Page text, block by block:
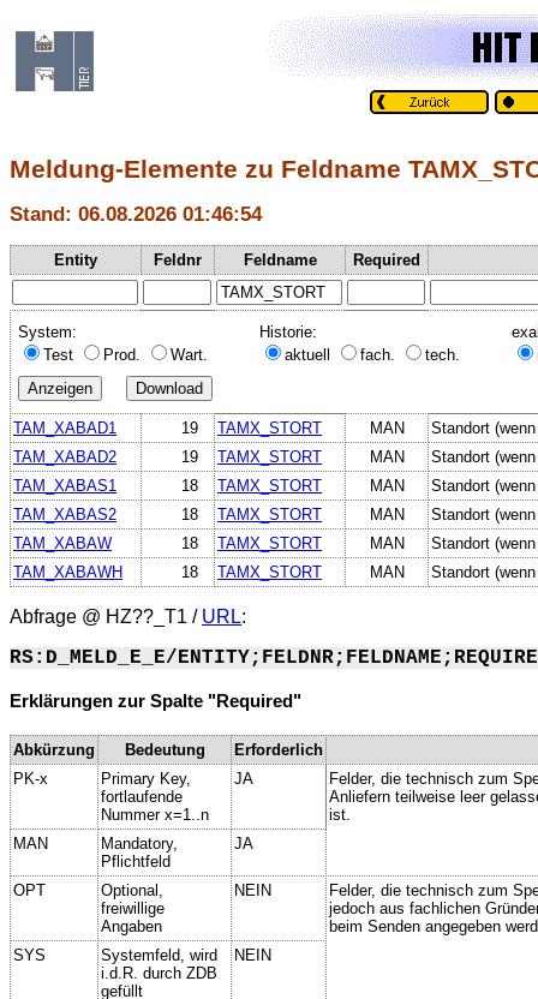
Meldung-Elemente zu Feldname
Stand: 06.08.2026 01:46:54
Entity Feldnr Feldname Required
System:
Test
Prod. Wart.
Historie:
aktuell
fach. tech.
TAM_XABAD1 19 TAMX_STORT MAN
Standort
TAM_XABAD2
19 TAMX_STORT MAN
Standort
TAM_XABAS1
18 TAMX_STORT MAN
Standort
TAM_XABAS2
18 TAMX_STORT MAN
Standort
TAM_XABAW
18 TAMX_STORT MAN
Standort
TAM_XABAWH
18 TAMX_STORT MAN Standort
Abfrage @ HZ??_T1 / URL:
RS:D_MELD_E_E/
Erklärungen zur Spalte "Required"
Abkürzung Bedeutung
Erforderlich
PK-x
Primary Key,
fortlaufende
Nummer x=1..n
JA
Felder, die technisch zum
Anliefern teilweise leer
ist.
MAN
Mandatory,
Pflichtfeld
JA
OPT
Optional,
freiwillige
Angaben
NEIN
Felder, die technisch zum
jedoch aus fachlichen
beim Senden angegeben
SYS
Systemfeld, wird
i.d.R. durch ZDB
gefüllt
NEIN